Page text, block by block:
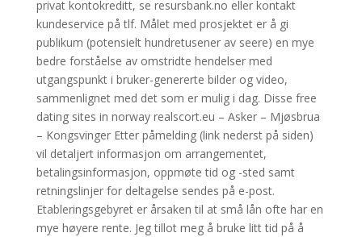
privat kontokreditt, se resursbank.no eller kontakt
kundeservice på tlf. Målet med prosjektet er å gi
publikum (potensielt hundretusener av seere) en mye
bedre forståelse av omstridte hendelser med
utgangspunkt i bruker-genererte bilder og video,
sammenlignet med det som er mulig i dag. Disse free
dating sites in norway realscort.eu – Asker – Mjøsbrua
– Kongsvinger Etter påmelding (link nederst på siden)
vil detaljert informasjon om arrangementet,
betalingsinformasjon, oppmøte tid og -sted samt
retningslinjer for deltagelse sendes på e-post.
Etableringsgebyret er årsaken til at små lån ofte har en
mye høyere rente. Jeg tillot meg å bruke litt tid på å